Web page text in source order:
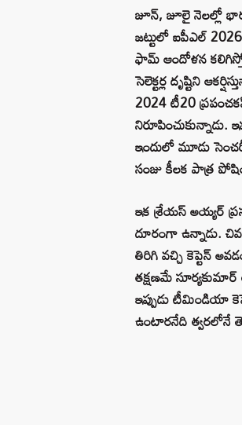
జూన్, జూలై నెలల్లో
జట్టులో ఐపీఎల్
ఫామ్ ఆందోళన
సెలెక్టర్ల దృష్టిని
2024 టీ20
ఇందులో మూడు
సంజు కీలక పాత్ర
ఇక శ్రేయస్ అయ్యర్
దూరంగా ఉన్నాడు.
తిరిగి వచ్చి కెప్టెన్
తక్షణమే
ఇప్పుడు టీమిండియా
ఉంటారనేది త్వరలోనే